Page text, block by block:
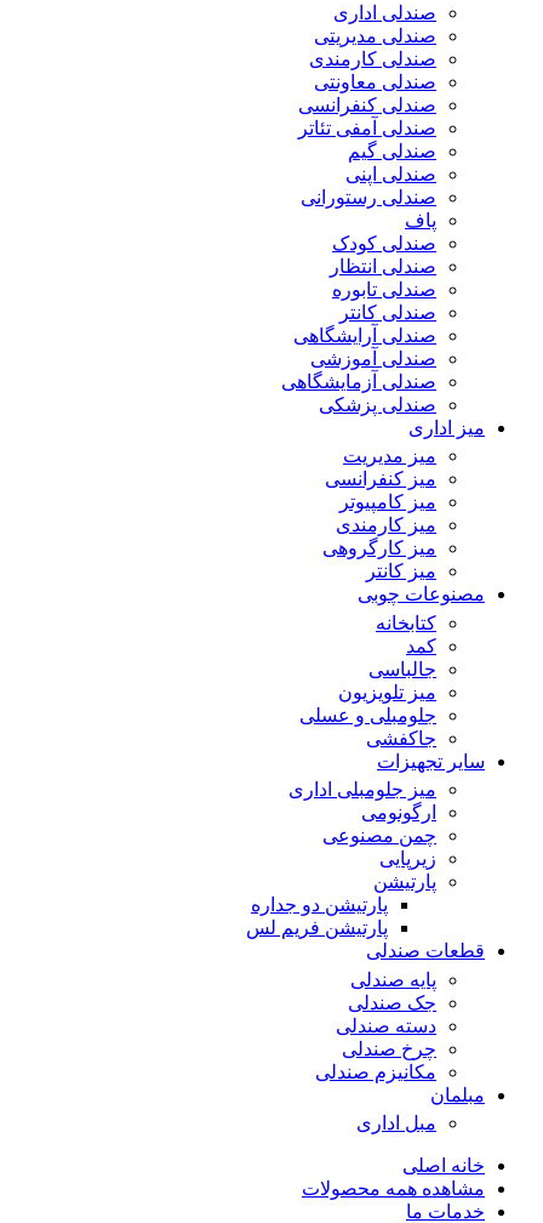
صندلی اداری
صندلی مدیریتی
صندلی کارمندی
صندلی معاونتی
صندلی کنفرانسی
صندلی آمفی تئاتر
صندلی گیم
صندلی اپنی
صندلی رستورانی
پاف
صندلی کودک
صندلی انتظار
صندلی تابوره
صندلی کانتر
صندلی آرایشگاهی
صندلی آموزشی
صندلی آزمایشگاهی
صندلی پزشکی
میز اداری
میز مدیریت
میز کنفرانسی
میز کامپیوتر
میز کارمندی
میز کارگروهی
میز کانتر
مصنوعات چوبی
کتابخانه
کمد
جالباسی
میز تلویزیون
جلومبلی و عسلی
جاکفشی
سایر تجهیزات
میز جلومبلی اداری
ارگونومی
چمن مصنوعی
زیرپایی
پارتیشن
پارتیشن دو جداره
پارتیشن فریم لس
قطعات صندلی
پایه صندلی
جک صندلی
دسته صندلی
چرخ صندلی
مکانیزم صندلی
مبلمان
مبل اداری
خانه اصلی
مشاهده همه محصولات
خدمات ما